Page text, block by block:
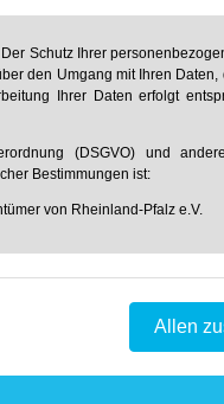
einen
sein.
Schutz Ihrer
den Umgang mit Ihren Daten,
Ihrer Daten erfolgt
(DSGVO) und
Bestimmungen ist:
von Rheinland-Pfalz e.V.
Allen